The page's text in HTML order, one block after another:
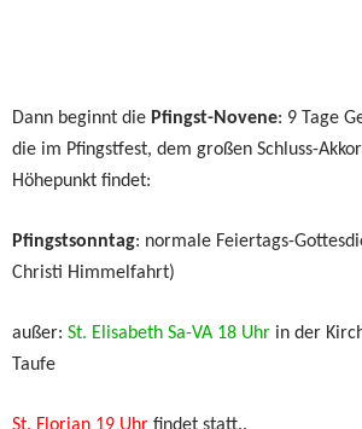
Dann beginnt die Pfingst-Novene: 9 Tage
die im Pfingstfest, dem großen Schluss-
Höhepunkt findet:
Pfingstsonntag: normale Feiertags-
Christi Himmelfahrt)
außer: St. Elisabeth Sa-VA 18 Uhr in der
Taufe